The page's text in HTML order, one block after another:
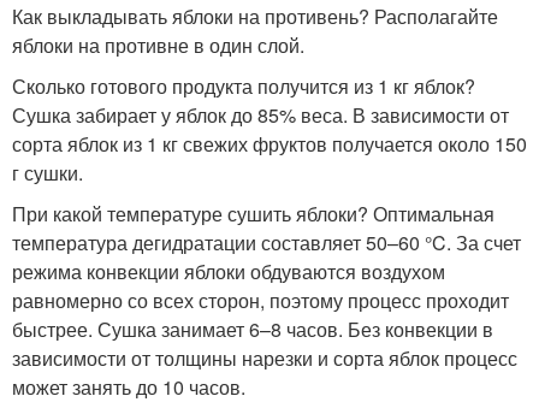
Как выкладывать яблоки на противень? Располагайте
яблоки на противне в один слой.
Сколько готового продукта получится из 1 кг яблок?
Сушка забирает у яблок до 85% веса. В зависимости от
сорта яблок из 1 кг свежих фруктов получается около 150
г сушки.
При какой температуре сушить яблоки? Оптимальная
температура дегидратации составляет 50–60 °C. За счет
режима конвекции яблоки обдуваются воздухом
равномерно со всех сторон, поэтому процесс проходит
быстрее. Сушка занимает 6–8 часов. Без конвекции в
зависимости от толщины нарезки и сорта яблок процесс
может занять до 10 часов.